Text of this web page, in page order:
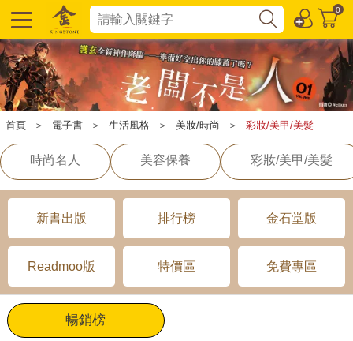
0
首頁 ＞ 電子書 ＞ 生活風格 ＞ 美妝/時尚 ＞ 彩妝/美甲/美髮
時尚名人 美容保養 彩妝/美甲/美髮
新書出版 排行榜 金石堂版
Readmoo版 特價區 免費專區
暢銷榜